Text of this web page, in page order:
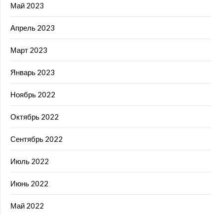
Май 2023
Апрель 2023
Март 2023
Январь 2023
Ноябрь 2022
Октябрь 2022
Сентябрь 2022
Июль 2022
Июнь 2022
Май 2022